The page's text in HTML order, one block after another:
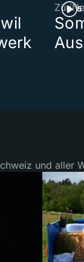
5
und aller